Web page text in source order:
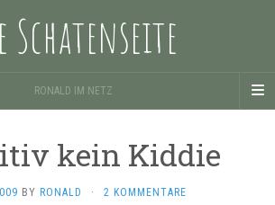
Schatenseite
RONALD IM NETZ
kein Kiddie
BY RONALD · 2 KOMMENTARE